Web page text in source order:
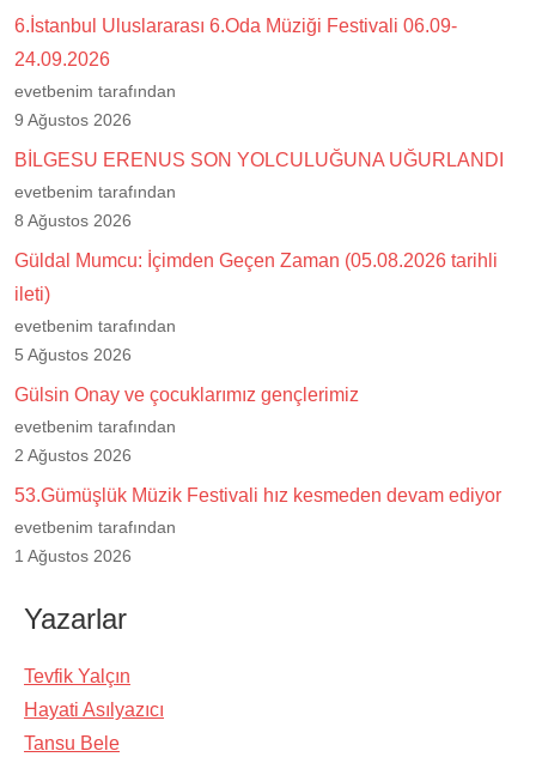
6.İstanbul Uluslararası 6.Oda Müziği Festivali 06.09-
24.09.2026
evetbenim tarafından
9 Ağustos 2026
BİLGESU ERENUS SON YOLCULUĞUNA UĞURLANDI
evetbenim tarafından
8 Ağustos 2026
Güldal Mumcu: İçimden Geçen Zaman (05.08.2026 tarihli
ileti)
evetbenim tarafından
5 Ağustos 2026
Gülsin Onay ve çocuklarımız gençlerimiz
evetbenim tarafından
2 Ağustos 2026
53.Gümüşlük Müzik Festivali hız kesmeden devam ediyor
evetbenim tarafından
1 Ağustos 2026
Yazarlar
Tevfik Yalçın
Hayati Asılyazıcı
Tansu Bele